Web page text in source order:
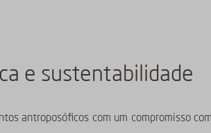
e sustentabilidade
antroposóficos com um compromisso